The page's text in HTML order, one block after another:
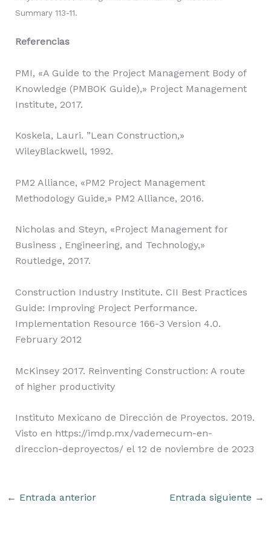
Summary 113-11.
Referencias
PMI, «A Guide to the Project Management Body of
Knowledge (PMBOK Guide),» Project Management
Institute, 2017.
Koskela, Lauri. ”Lean Construction,»
WileyBlackwell, 1992.
PM2 Alliance, «PM2 Project Management
Methodology Guide,» PM2 Alliance, 2016.
Nicholas and Steyn, «Project Management for
Business , Engineering, and Technology,»
Routledge, 2017.
Construction Industry Institute. CII Best Practices
Guide: Improving Project Performance.
Implementation Resource 166-3 Version 4.0.
February 2012
McKinsey 2017. Reinventing Construction: A route
of higher productivity
Instituto Mexicano de Dirección de Proyectos. 2019.
Visto en https://imdp.mx/vademecum-en-
direccion-deproyectos/ el 12 de noviembre de 2023
← Entrada anterior Entrada siguiente →